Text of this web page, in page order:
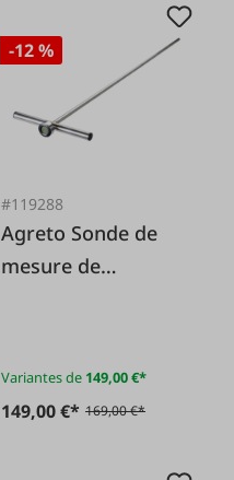
-12 %
#119288
Agreto Sonde de
mesure de
Variantes de 149,00 €*
149,00 €* 169,00 €*